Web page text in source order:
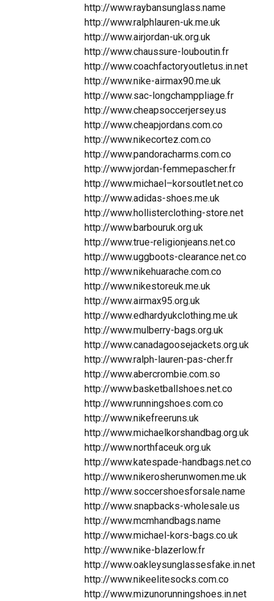
http://www.raybansunglass.name
http://www.ralphlauren-uk.me.uk
http://www.airjordan-uk.org.uk
http://www.chaussure-louboutin.fr
http://www.coachfactoryoutletus.in.net
http://www.nike-airmax90.me.uk
http://www.sac-longchamppliage.fr
http://www.cheapsoccerjersey.us
http://www.cheapjordans.com.co
http://www.nikecortez.com.co
http://www.pandoracharms.com.co
http://www.jordan-femmepascher.fr
http://www.michael–korsoutlet.net.co
http://www.adidas-shoes.me.uk
http://www.hollisterclothing-store.net
http://www.barbouruk.org.uk
http://www.true-religionjeans.net.co
http://www.uggboots-clearance.net.co
http://www.nikehuarache.com.co
http://www.nikestoreuk.me.uk
http://www.airmax95.org.uk
http://www.edhardyukclothing.me.uk
http://www.mulberry-bags.org.uk
http://www.canadagoosejackets.org.uk
http://www.ralph-lauren-pas-cher.fr
http://www.abercrombie.com.so
http://www.basketballshoes.net.co
http://www.runningshoes.com.co
http://www.nikefreeruns.uk
http://www.michaelkorshandbag.org.uk
http://www.northfaceuk.org.uk
http://www.katespade-handbags.net.co
http://www.nikerosherunwomen.me.uk
http://www.soccershoesforsale.name
http://www.snapbacks-wholesale.us
http://www.mcmhandbags.name
http://www.michael-kors-bags.co.uk
http://www.nike-blazerlow.fr
http://www.oakleysunglassesfake.in.net
http://www.nikeelitesocks.com.co
http://www.mizunorunningshoes.in.net